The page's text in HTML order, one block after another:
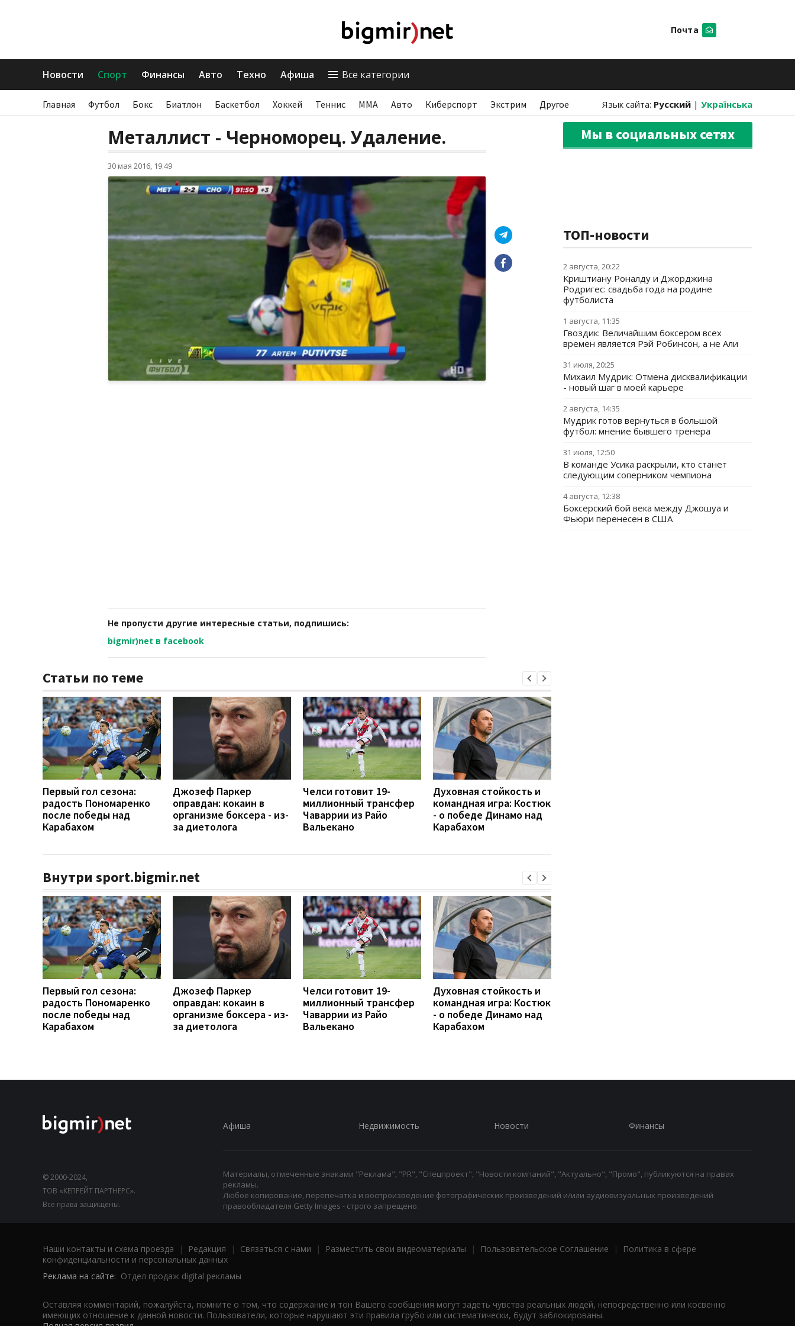
Почта
Новости Спорт Финансы Авто Техно Афиша Все категории
Главная Футбол Бокс Биатлон Баскетбол Хоккей Теннис ММА Авто Киберспорт Экстрим Другое Язык сайта: Русский | Українська
Металлист - Черноморец. Удаление.
30 мая 2016, 19:49
Не пропусти другие интересные статьи, подпишись:
bigmir)net в facebook
Статьи по теме
Первый гол сезона:
радость Пономаренко
после победы над
Карабахом
Джозеф Паркер
оправдан: кокаин в
организме боксера - из-
за диетолога
Челси готовит 19-
миллионный трансфер
Чаваррии из Райо
Вальекано
Духовная стойкость и
командная игра: Костюк
- о победе Динамо над
Карабахом
Внутри sport.bigmir.net
Первый гол сезона:
радость Пономаренко
после победы над
Карабахом
Джозеф Паркер
оправдан: кокаин в
организме боксера - из-
за диетолога
Челси готовит 19-
миллионный трансфер
Чаваррии из Райо
Вальекано
Духовная стойкость и
командная игра: Костюк
- о победе Динамо над
Карабахом
Мы в социальных сетях
ТОП-новости
2 августа, 20:22
Криштиану Роналду и Джорджина
Родригес: свадьба года на родине
футболиста
1 августа, 11:35
Гвоздик: Величайшим боксером всех
времен является Рэй Робинсон, а не Али
31 июля, 20:25
Михаил Мудрик: Отмена дисквалификации
- новый шаг в моей карьере
2 августа, 14:35
Мудрик готов вернуться в большой
футбол: мнение бывшего тренера
31 июля, 12:50
В команде Усика раскрыли, кто станет
следующим соперником чемпиона
4 августа, 12:38
Боксерский бой века между Джошуа и
Фьюри перенесен в США
© 2000-2024,
ТОВ «КЕПРЕЙТ ПАРТНЕРС».
Все права защищены.
Афиша Недвижимость Новости Финансы
Материалы, отмеченные знаками "Реклама", "PR", "Спецпроект", "Новости компаний", "Актуально", "Промо", публикуются на правах
рекламы.
Любое копирование, перепечатка и воспроизведение фотографических произведений и/или аудиовизуальных произведений
правообладателя Getty Images - строго запрещено.
Наши контакты и схема проезда | Редакция | Связаться с нами | Разместить свои видеоматериалы | Пользовательское Соглашение |
Политика в сфере
конфиденциальности и персональных данных
Реклама на сайте: Отдел продаж digital рекламы
Оставляя комментарий, пожалуйста, помните о том, что содержание и тон Вашего сообщения могут задеть чувства реальных людей, непосредственно или косвенно
имеющих отношение к данной новости. Пользователи, которые нарушают эти правила грубо или систематически, будут заблокированы.